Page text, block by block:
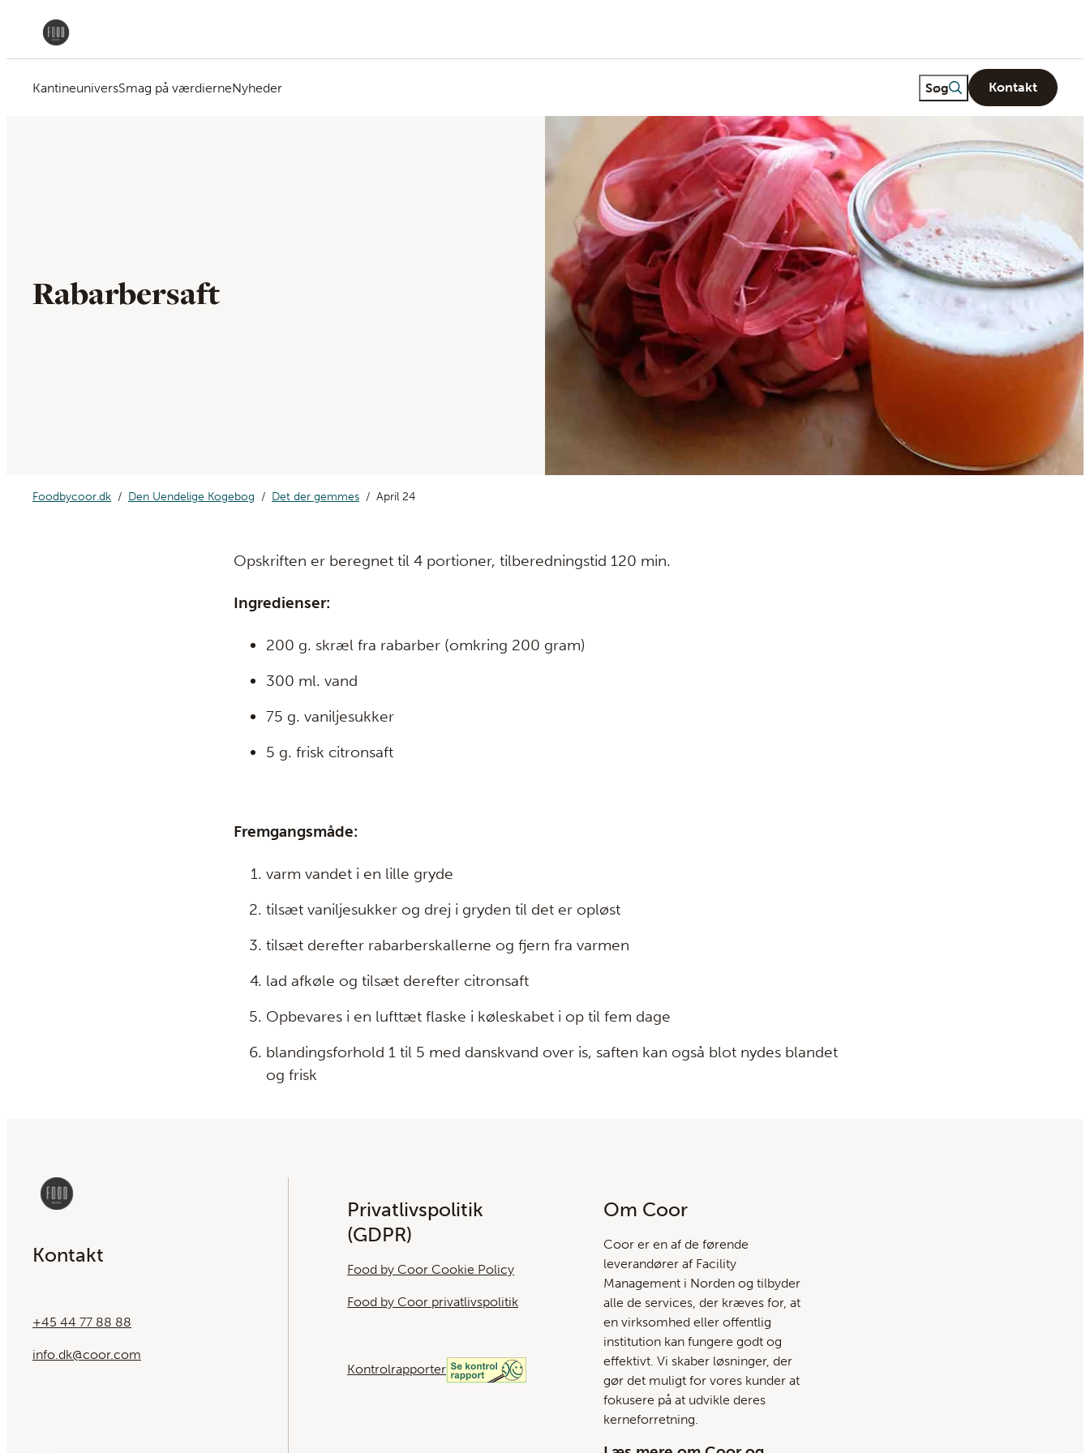
KantineuniversSmag på værdierneNyheder Søg
Freetext searchKontakt
Rabarbersaft
Foodbycoor.dk Den Uendelige Kogebog Det der gemmes April 24
Opskriften er beregnet til 4 portioner, tilberedningstid 120 min.
Ingredienser:
200 g. skræl fra rabarber (omkring 200 gram)
300 ml. vand
75 g. vaniljesukker
5 g. frisk citronsaft
Fremgangsmåde:
varm vandet i en lille gryde
tilsæt vaniljesukker og drej i gryden til det er opløst
tilsæt derefter rabarberskallerne og fjern fra varmen
lad afkøle og tilsæt derefter citronsaft
Opbevares i en lufttæt flaske i køleskabet i op til fem dage
blandingsforhold 1 til 5 med danskvand over is, saften kan også blot nydes blandet
og frisk
Kontakt
+45 44 77 88 88
info.dk@coor.com
Privatlivspolitik
(GDPR)
Food by Coor Cookie Policy
Food by Coor privatlivspolitik
Kontrolrapporter
Om Coor
Coor er en af ​​de førende
leverandører af Facility
Management i Norden og tilbyder
alle de services, der kræves for, at
en virksomhed eller offentlig
institution kan fungere godt og
effektivt. Vi skaber løsninger, der
gør det muligt for vores kunder at
fokusere på at udvikle deres
kerneforretning.